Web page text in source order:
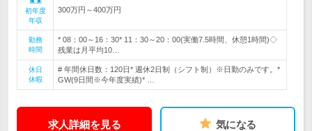
初年度
年収
300万円～400万円
勤務
時間
* 08：00～16：30* 11：30～20：00(実働7.5時間、休憩1時間)◇
残業は月平均10…
休日
休暇
# 年間休日数：120日* 週休2日制（シフト制）※日勤のみです。*
GW(9日間※今年度実績)* …
求人詳細を見る 気になる